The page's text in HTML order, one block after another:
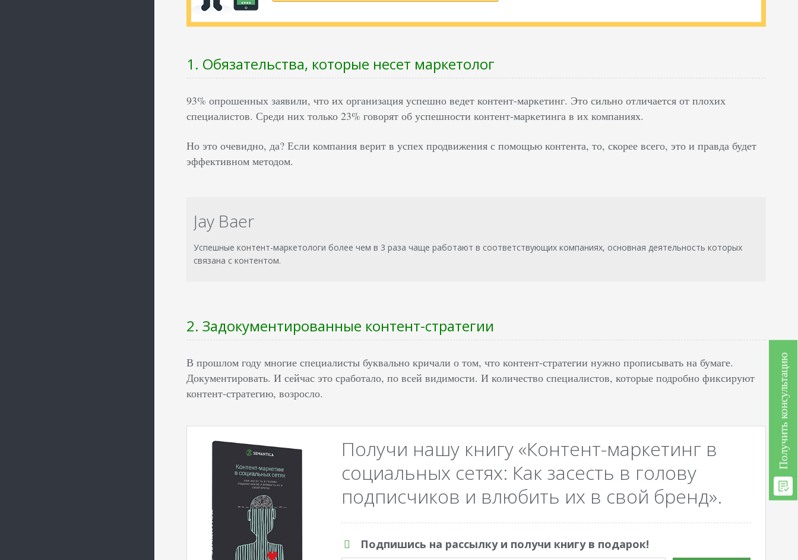
1. Обязательства, которые несет маркетолог
93% опрошенных заявили, что их организация успешно ведет контент-маркетинг. Это сильно отличается от плохих
специалистов. Среди них только 23% говорят об успешности контент-маркетинга в их компаниях.
Но это очевидно, да? Если компания верит в успех продвижения с помощью контента, то, скорее всего, это и правда будет
эффективном методом.
Jay Baer
Успешные контент-маркетологи более чем в 3 раза чаще работают в соответствующих компаниях, основная деятельность которых
связана с контентом.
2. Задокументированные контент-стратегии
В прошлом году многие специалисты буквально кричали о том, что контент-стратегии нужно прописывать на бумаге.
Документировать. И сейчас это сработало, по всей видимости. И количество специалистов, которые подробно фиксируют
контент-стратегию, возросло.
Получи нашу книгу «Контент-маркетинг в
социальных сетях: Как засесть в голову
подписчиков и влюбить их в свой бренд».
Подпишись на рассылку и получи книгу в подарок!
Получить консультацию